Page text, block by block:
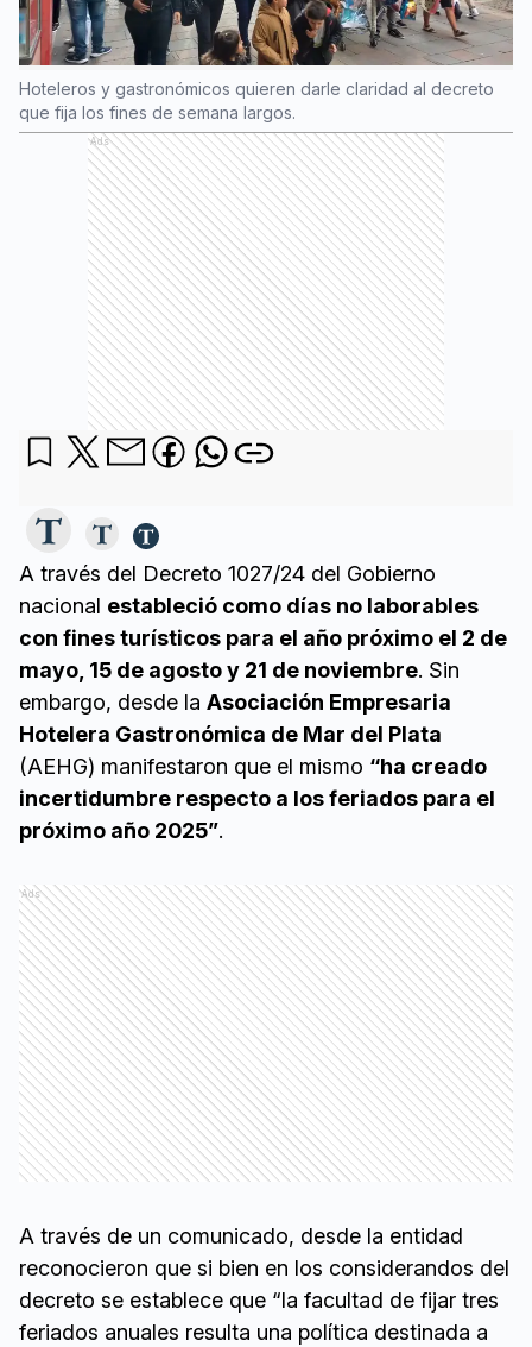
Hoteleros y gastronómicos quieren darle claridad al decreto
que fija los fines de semana largos.
Ads
A través del Decreto 1027/24 del Gobierno
nacional estableció como días no laborables
con fines turísticos para el año próximo el 2 de
mayo, 15 de agosto y 21 de noviembre. Sin
embargo, desde la Asociación Empresaria
Hotelera Gastronómica de Mar del Plata
(AEHG) manifestaron que el mismo “ha creado
incertidumbre respecto a los feriados para el
próximo año 2025”.
Ads
A través de un comunicado, desde la entidad
reconocieron que si bien en los considerandos del
decreto se establece que “la facultad de fijar tres
feriados anuales resulta una política destinada a